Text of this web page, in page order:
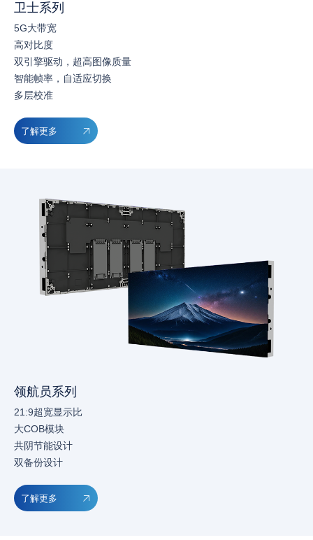
卫士系列
5G大带宽
高对比度
双引擎驱动，超高图像质量
智能帧率，自适应切换
多层校准
了解更多
领航员系列
21:9超宽显示比
大COB模块
共阴节能设计
双备份设计
了解更多